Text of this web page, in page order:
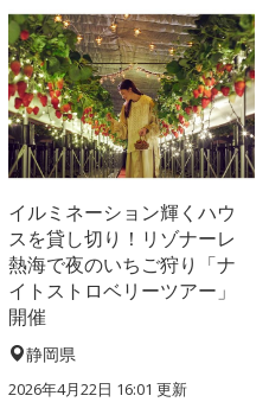
イルミネーション輝くハウ
スを貸し切り！リゾナーレ
熱海で夜のいちご狩り「ナ
イトストロベリーツアー」
開催
静岡県
2026年4月22日 16:01 更新